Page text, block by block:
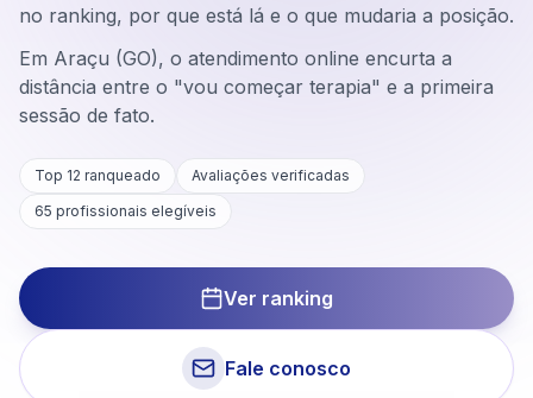
no ranking, por que está lá e o que mudaria a posição.
Em Araçu (GO), o atendimento online encurta a
distância entre o "vou começar terapia" e a primeira
sessão de fato.
Top 12 ranqueado
Avaliações verificadas
65 profissionais elegíveis
Ver ranking
Fale conosco